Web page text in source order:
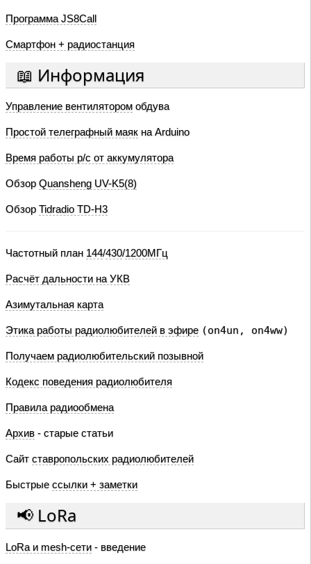
Программа JS8Call
Смартфон + радиостанция
📖 Информация
Управление вентилятором обдува
Простой телеграфный маяк на Arduino
Время работы р/с от аккумулятора
Обзор Quansheng UV-K5(8)
Обзор Tidradio TD-H3
Частотный план 144/430/1200МГц
Расчёт дальности на УКВ
Азимутальная карта
Этика работы радиолюбителей в эфире (on4un, on4ww)
Получаем радиолюбительский позывной
Кодекс поведения радиолюбителя
Правила радиообмена
Архив - старые статьи
Сайт ставропольских радиолюбителей
Быстрые ссылки + заметки
📢 LoRa
LoRa и mesh-сети - введение